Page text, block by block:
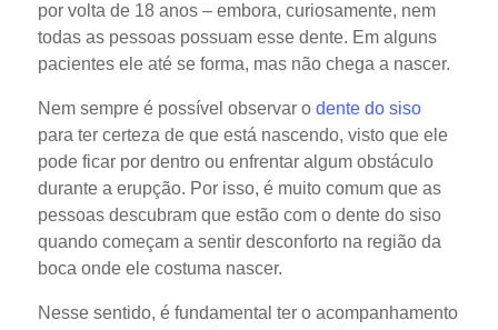
por volta de 18 anos – embora, curiosamente, nem
todas as pessoas possuam esse dente. Em alguns
pacientes ele até se forma, mas não chega a nascer.
Nem sempre é possível observar o dente do siso
para ter certeza de que está nascendo, visto que ele
pode ficar por dentro ou enfrentar algum obstáculo
durante a erupção. Por isso, é muito comum que as
pessoas descubram que estão com o dente do siso
quando começam a sentir desconforto na região da
boca onde ele costuma nascer.
Nesse sentido, é fundamental ter o acompanhamento